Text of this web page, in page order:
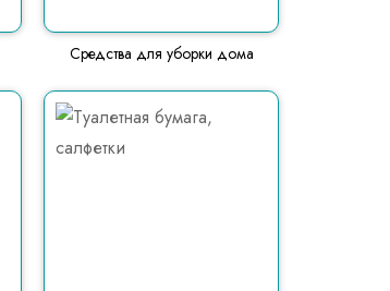
Средства для уборки дома